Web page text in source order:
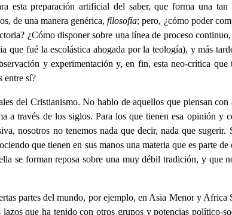
esta preparación artificial del saber, que forma una
de una manera genérica,filosofía; pero, ¿cómo poder
¿Cómo disponer sobre una línea de proceso
que fué la escolástica ahogada por la teología), y más
y experimentación y, en fin, esta neo-crítica
entre sí?
del Cristianismo. No hablo de aquellos que piensan
través de los siglos. Para los que tienen esa opinión y
nosotros no tenemos nada que decir, nada que sugerir.
que tienen en sus manos una materia que es parte
se forman reposa sobre una muy débil tradición, y que
partes del mundo, por ejemplo, en Asia Menor y Africa
que ha tenido con otros grupos y potencias político-